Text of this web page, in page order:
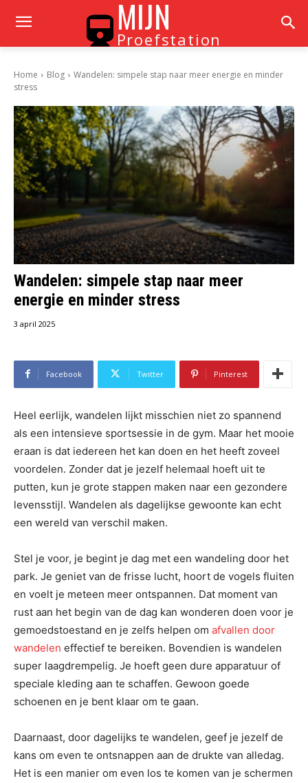
MIJN
Proefstation
Home Blog
Wandelen: simpele stap naar meer energie en minder
stress
Wandelen: simpele stap naar meer
energie en minder stress
3 april 2025
Facebook Twitter Pinterest
Heel eerlijk, wandelen lijkt misschien niet zo spannend
als een intensieve sportsessie in de gym. Maar het mooie
eraan is dat iedereen het kan doen en het heeft zoveel
voordelen. Zonder dat je jezelf helemaal hoeft uit te
putten, kun je grote stappen maken naar een gezondere
levensstijl. Wandelen als dagelijkse gewoonte kan echt
een wereld van verschil maken.
Stel je voor, je begint je dag met een wandeling door het
park. Je geniet van de frisse lucht, hoort de vogels fluiten
en voelt je meteen meer ontspannen. Dat moment van
rust aan het begin van de dag kan wonderen doen voor je
gemoedstoestand en je zelfs helpen om afvallen door
wandelen effectief te bereiken. Bovendien is wandelen
super laagdrempelig. Je hoeft geen dure apparatuur of
speciale kleding aan te schaffen. Gewoon goede
schoenen en je bent klaar om te gaan.
Daarnaast, door dagelijks te wandelen, geef je jezelf de
kans om even te ontsnappen aan de drukte van alledag.
Het is een manier om even los te komen van je schermen